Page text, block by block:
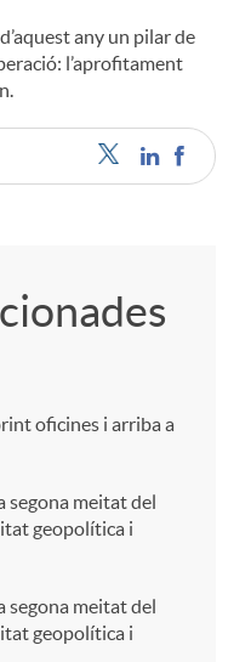
any un pilar de
l’aprofitament
oficines i arriba a
segona meitat del
geopolítica i
segona meitat del
geopolítica i